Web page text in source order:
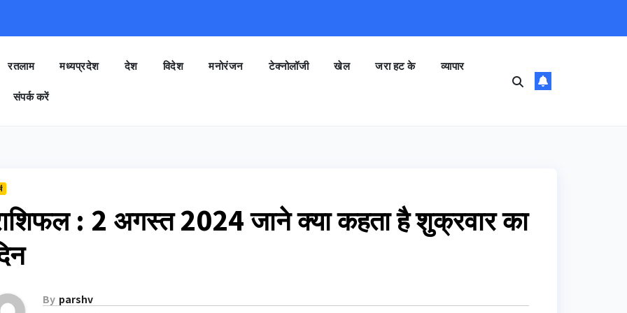
रतलाम मध्यप्रदेश देश विदेश मनोरंजन टेक्नोलॉजी खेल जरा हट के व्यापार
संपर्क करें
: 2 अगस्त 2024 जाने क्या कहता है शुक्रवार का
By parshv